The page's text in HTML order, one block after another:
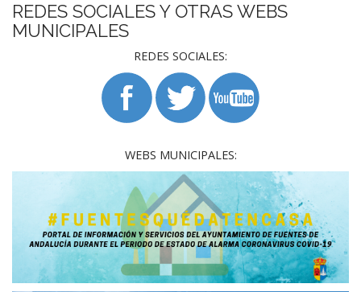
REDES SOCIALES Y OTRAS WEBS
MUNICIPALES
REDES SOCIALES:
WEBS MUNICIPALES: